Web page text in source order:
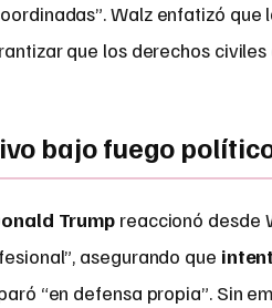
Walz enfatizó que
que los derechos
bajo fuego
Trump reaccionó desde
asegurando que
“en defensa propia”. Sin